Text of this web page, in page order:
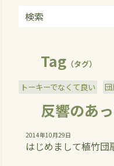
Tag（タグ）
トーキーでなくて良い 団
反響のあ
2014年10月29日
はじめまして植竹団